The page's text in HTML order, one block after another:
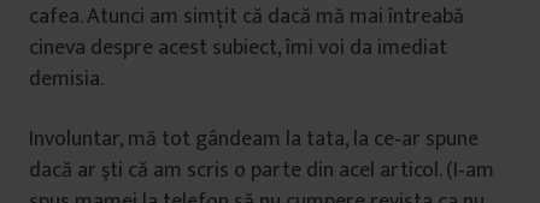
cafea. Atunci am simţit că dacă mă mai întreabă
cineva despre acest subiect, îmi voi da imediat
demisia.
Involuntar, mă tot gândeam la tata, la ce‑ar spune
dacă ar şti că am scris o parte din acel articol. (I‑am